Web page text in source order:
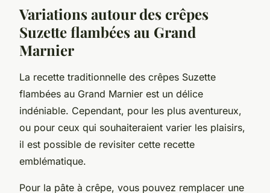
Variations autour des crêpes
Suzette flambées au Grand
Marnier
La recette traditionnelle des crêpes Suzette
flambées au Grand Marnier est un délice
indéniable. Cependant, pour les plus aventureux,
ou pour ceux qui souhaiteraient varier les plaisirs,
il est possible de revisiter cette recette
emblématique.
Pour la pâte à crêpe, vous pouvez remplacer une